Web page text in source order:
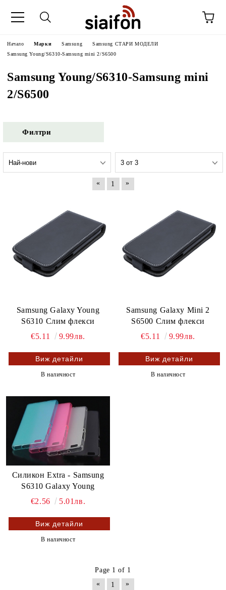
Начало Марки Samsung
Samsung СТАРИ МОДЕЛИ
Samsung Young/S6310-Samsung mini 2/S6500
Samsung Young/S6310-Samsung mini
2/S6500
Филтри
« 1 »
Samsung Galaxy Young
S6310 Слим флекси
€5.11
9.99лв.
Виж детайли
В наличност
Samsung Galaxy Mini 2
S6500 Слим флекси
€5.11
9.99лв.
Виж детайли
В наличност
Силикон Extra - Samsung
S6310 Galaxy Young
€2.56
5.01лв.
Виж детайли
В наличност
Page 1 of 1
«
1 »